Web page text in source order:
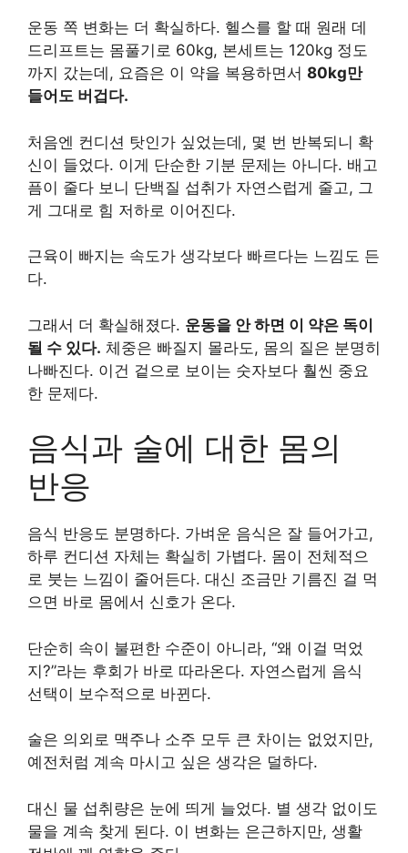
운동 쪽 변화는 더 확실하다. 헬스를 할 때 원래 데
드리프트는 몸풀기로 60kg, 본세트는 120kg 정도
까지 갔는데, 요즘은 이 약을 복용하면서 80kg만
들어도 버겁다.
처음엔 컨디션 탓인가 싶었는데, 몇 번 반복되니 확
신이 들었다. 이게 단순한 기분 문제는 아니다. 배고
픔이 줄다 보니 단백질 섭취가 자연스럽게 줄고, 그
게 그대로 힘 저하로 이어진다.
근육이 빠지는 속도가 생각보다 빠르다는 느낌도 든
다.
그래서 더 확실해졌다. 운동을 안 하면 이 약은 독이
될 수 있다. 체중은 빠질지 몰라도, 몸의 질은 분명히
나빠진다. 이건 겉으로 보이는 숫자보다 훨씬 중요
한 문제다.
음식과 술에 대한 몸의
반응
음식 반응도 분명하다. 가벼운 음식은 잘 들어가고,
하루 컨디션 자체는 확실히 가볍다. 몸이 전체적으
로 붓는 느낌이 줄어든다. 대신 조금만 기름진 걸 먹
으면 바로 몸에서 신호가 온다.
단순히 속이 불편한 수준이 아니라, “왜 이걸 먹었
지?”라는 후회가 바로 따라온다. 자연스럽게 음식
선택이 보수적으로 바뀐다.
술은 의외로 맥주나 소주 모두 큰 차이는 없었지만,
예전처럼 계속 마시고 싶은 생각은 덜하다.
대신 물 섭취량은 눈에 띄게 늘었다. 별 생각 없이도
물을 계속 찾게 된다. 이 변화는 은근하지만, 생활